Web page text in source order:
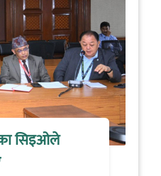
सिइओले